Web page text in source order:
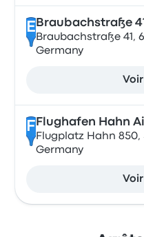
E Braubachstraße 41
Braubachstraße 41,
Germany
F Flughafen Hahn
Flugplatz Hahn 850,
Germany